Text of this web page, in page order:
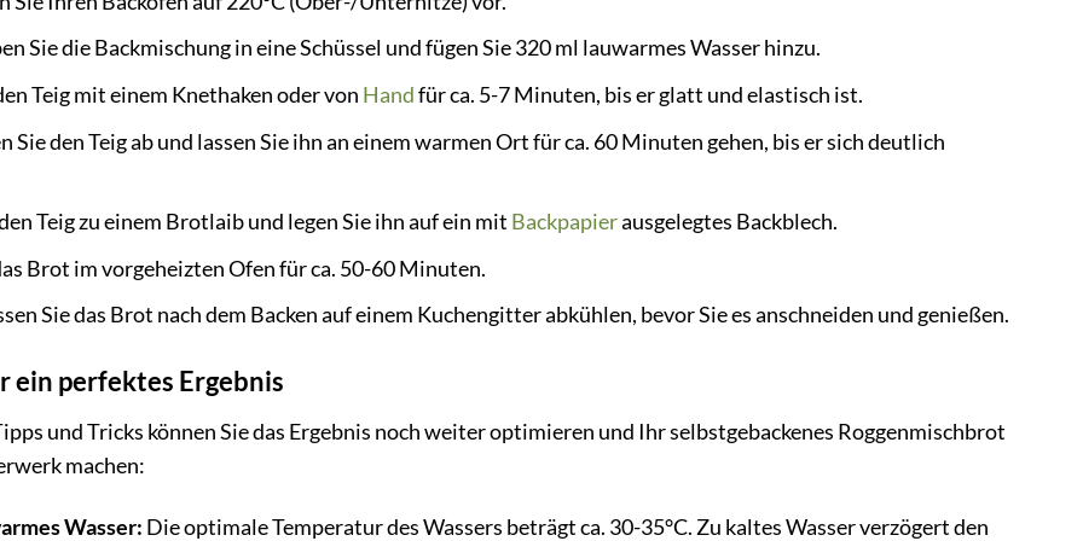
Sie die Backmischung in eine Schüssel und fügen Sie 320 ml lauwarmes Wasser hinzu.
Teig mit einem Knethaken oder von Handfür ca. 5-7 Minuten, bis er glatt und elastisch ist.
Sie den Teig ab und lassen Sie ihn an einem warmen Ort für ca. 60 Minuten gehen, bis er sich deutlich
Teig zu einem Brotlaib und legen Sie ihn auf ein mit Backpapierausgelegtes Backblech.
Brot im vorgeheizten Ofen für ca. 50-60 Minuten.
Sie das Brot nach dem Backen auf einem Kuchengitter abkühlen, bevor Sie es anschneiden und genießen.
ein perfektes Ergebnis
und Tricks können Sie das Ergebnis noch weiter optimieren und Ihr selbstgebackenes Roggenmischbrot
machen:
Wasser: Die optimale Temperatur des Wassers beträgt ca. 30-35°C. Zu kaltes Wasser verzögert den